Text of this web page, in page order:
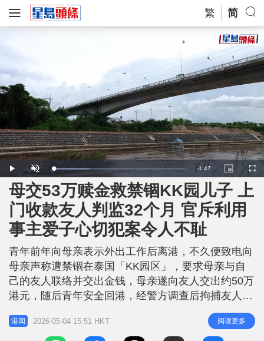
繁 简
P
l
a
y
U
n
u
t
e
L
o
a
d
e
d
:
2
7
.
5
1
R
m
a
i
n
n
-1:47
P
i
c
t
r
i
c
t
r
e
F
u
l
s
母交53万赎金救禁锢KK园儿子 上
门收款友人判监32个月 官斥利用
事主爱子心切犯案令人不耻
青年前年向母亲表示外出工作后离港，不久便致电向
母亲声称遭禁锢在泰国「KK园区」，要求母亲与自
己的友人联络并交出金钱，母亲遂向友人交出约50万
港元，随后青年安全回港，经警方调查后拘捕友人，
友人在警诫下表示为5千元报酬前去收取款项。友人
早前承认串谋诈骗罪，暂委法官余俊翔今在区域法院
港闻 2026-05-04 15:51 HKT 阅读更多